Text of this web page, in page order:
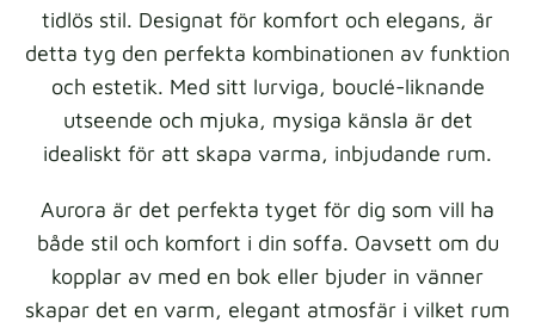
tidlös stil. Designat för komfort och elegans, är
detta tyg den perfekta kombinationen av funktion
och estetik. Med sitt lurviga, bouclé-liknande
utseende och mjuka, mysiga känsla är det
idealiskt för att skapa varma, inbjudande rum.
Aurora är det perfekta tyget för dig som vill ha
både stil och komfort i din soffa. Oavsett om du
kopplar av med en bok eller bjuder in vänner
skapar det en varm, elegant atmosfär i vilket rum